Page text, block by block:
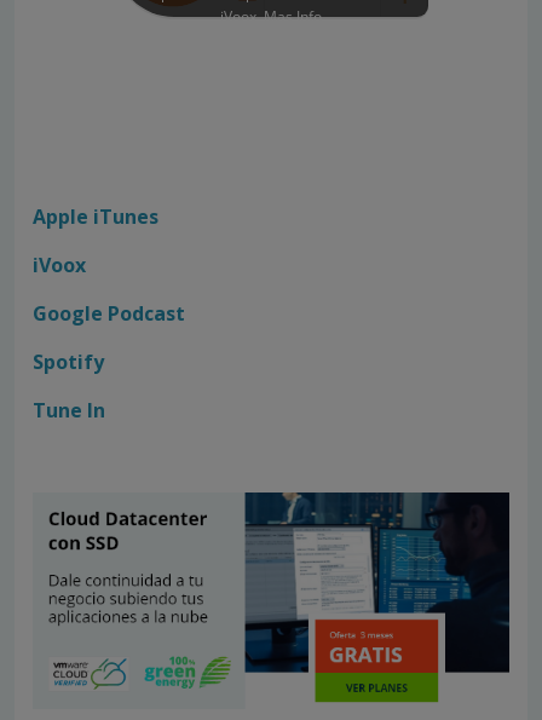
Apple iTunes
iVoox
Google Podcast
Spotify
Tune In